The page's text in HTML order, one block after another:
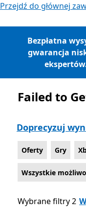
Przejdź do głównej
Bezpłatna
gwarancja
Lista
Failed to
Doprecyzuj
Oferty Gry
Wszystkie
Wybrane filtry 2